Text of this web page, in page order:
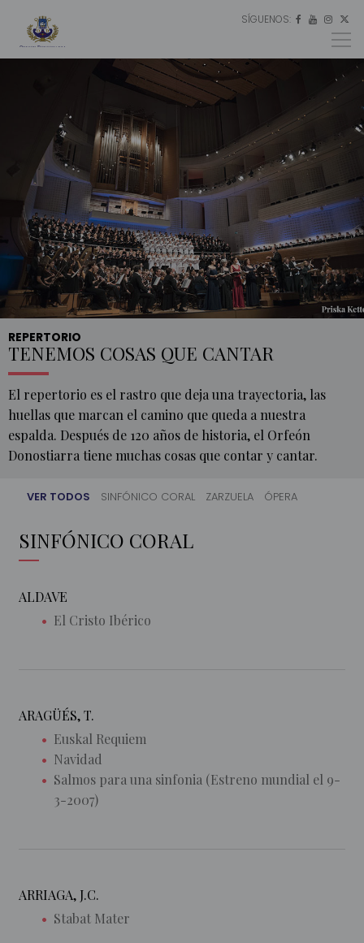
SÍGUENOS:    ES
EU
EN
REPERTORIO
TENEMOS COSAS QUE CANTAR
El repertorio es el rastro que deja una trayectoria, las
huellas que marcan el camino que queda a nuestra
espalda. Después de 120 años de historia, el Orfeón
Donostiarra tiene muchas cosas que contar y cantar.
REPERTORIO
VER TODOS SINFÓNICO CORAL ZARZUELA ÓPERA
SINFÓNICO CORAL
ALDAVE
El Cristo Ibérico
ARAGÜÉS, T.
Euskal Requiem
Navidad
Salmos para una sinfonia (Estreno mundial el 9-
3-2007)
ARRIAGA, J.C.
Stabat Mater